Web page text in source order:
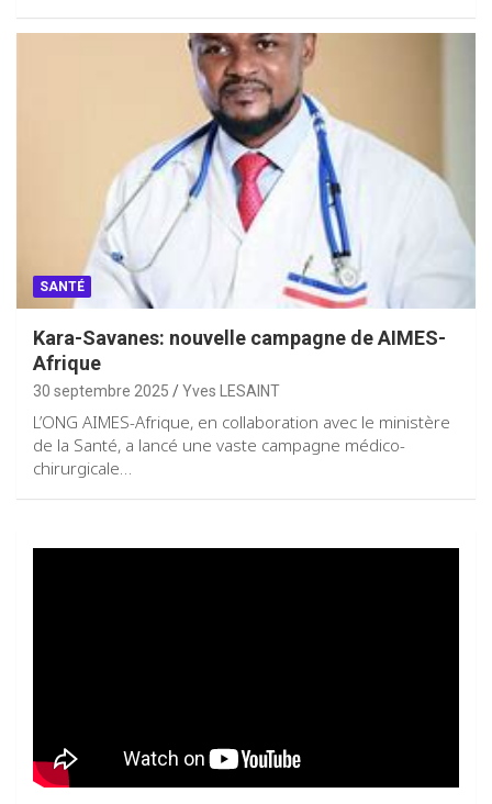
SANTÉ
Kara-Savanes: nouvelle campagne de AIMES-
Afrique
30 septembre 2025 Yves LESAINT
L’ONG AIMES-Afrique, en collaboration avec le ministère
de la Santé, a lancé une vaste campagne médico-
chirurgicale…